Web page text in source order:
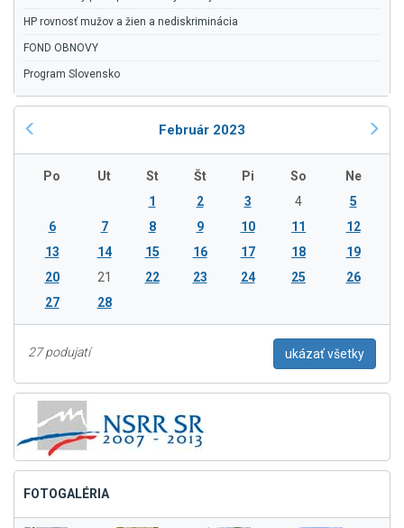
HP rovnosť mužov a žien a nediskriminácia
FOND OBNOVY
Program Slovensko
Február 2023
Po Ut St Št Pi So
Ne
1
2 3 4
5
6
7 8 9 10 11
12
13
14 15 16 17 18
19
20
21 22 23 24 25
26
27
28
27 podujatí ukázať všetky
FOTOGALÉRIA